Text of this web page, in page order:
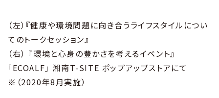
（左）『健康や環境問題に向き合うライフスタイルについ
てのトークセッション』
（右） 『環境と心身の豊かさを考えるイベント』
「ECOALF」 湘南T-SITE ポップアップストアにて
※（2020年8月実施）